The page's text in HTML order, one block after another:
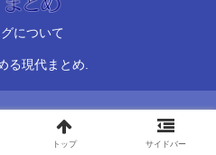
について
る現代まとめ.
トップ サイドバー